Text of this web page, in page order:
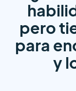
pero
para
y